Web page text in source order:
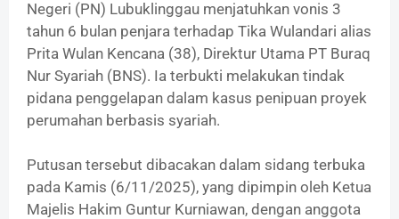
Negeri (PN) Lubuklinggau menjatuhkan vonis 3
tahun 6 bulan penjara terhadap Tika Wulandari alias
Prita Wulan Kencana (38), Direktur Utama PT Buraq
Nur Syariah (BNS). Ia terbukti melakukan tindak
pidana penggelapan dalam kasus penipuan proyek
perumahan berbasis syariah.
‎Putusan tersebut dibacakan dalam sidang terbuka
pada Kamis (6/11/2025), yang dipimpin oleh Ketua
Majelis Hakim Guntur Kurniawan, dengan anggota